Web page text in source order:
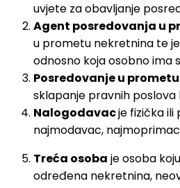
uvjete za obavljanje
Agent posredovanja u
u prometu nekretnina te
odnosno koja osobno ima
Posredovanje u
sklapanje pravnih poslova
Nalogodavacje fizička
najmodavac,
Treća osoba je osoba
određena nekretnina,